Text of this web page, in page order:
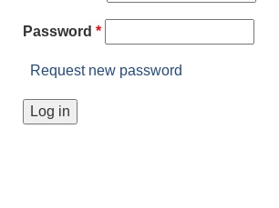
Password *
Request new password